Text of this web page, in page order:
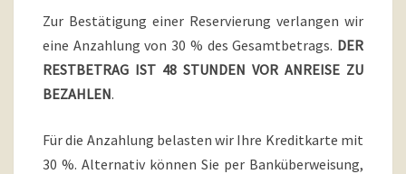
Zur Bestätigung einer Reservierung verlangen wir
eine Anzahlung von 30 % des Gesamtbetrags. DER
RESTBETRAG IST 48 STUNDEN VOR ANREISE ZU
BEZAHLEN.
Für die Anzahlung belasten wir Ihre Kreditkarte mit
30 %. Alternativ können Sie per Banküberweisung,